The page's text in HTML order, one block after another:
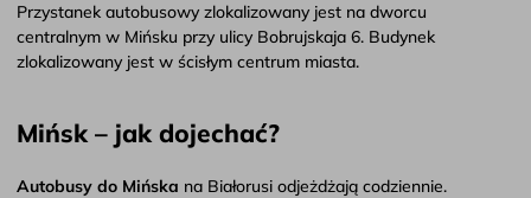
Przystanek autobusowy zlokalizowany jest na dworcu
centralnym w Mińsku przy ulicy Bobrujskaja 6. Budynek
zlokalizowany jest w ścisłym centrum miasta.
Mińsk – jak dojechać?
Autobusy do Mińska na Białorusi odjeżdżają codziennie.